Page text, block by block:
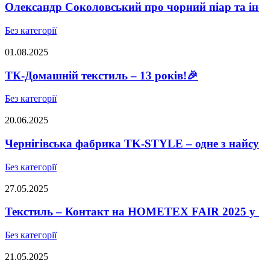
Олександр Соколовський про чорний піар та
Без категорії
01.08.2025
ТК-Домашній текстиль – 13 років!🎉
Без категорії
20.06.2025
Чернігівська фабрика TK-STYLE – одне з
Без категорії
27.05.2025
Текстиль – Контакт на HOMETEX FAIR 2025 у
Без категорії
21.05.2025